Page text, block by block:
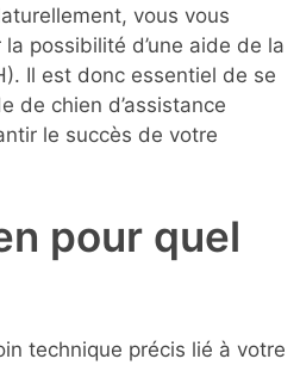
vous vous
possibilité d’une aide de la
Il est donc essentiel de se
de chien d’assistance
le succès de votre
pour quel
technique précis lié à votre